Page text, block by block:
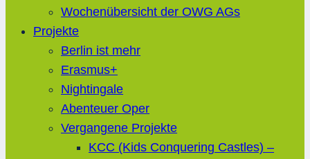
Wochenübersicht der OWG AGs
Projekte
Berlin ist mehr
Erasmus+
Nightingale
Abenteuer Oper
Vergangene Projekte
KCC (Kids Conquering Castles) –